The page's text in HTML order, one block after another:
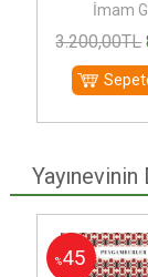
İmam
3.200,00TL
%45